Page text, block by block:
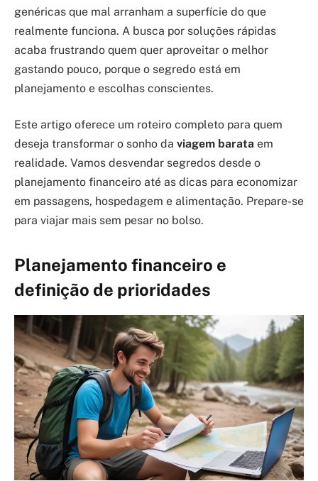
genéricas que mal arranham a superfície do que
realmente funciona. A busca por soluções rápidas
acaba frustrando quem quer aproveitar o melhor
gastando pouco, porque o segredo está em
planejamento e escolhas conscientes.
Este artigo oferece um roteiro completo para quem
deseja transformar o sonho da viagem barata em
realidade. Vamos desvendar segredos desde o
planejamento financeiro até as dicas para economizar
em passagens, hospedagem e alimentação. Prepare-se
para viajar mais sem pesar no bolso.
Planejamento financeiro e
definição de prioridades